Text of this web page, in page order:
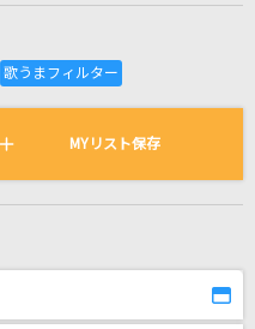
き
ている曲の一覧
MYリスト保存